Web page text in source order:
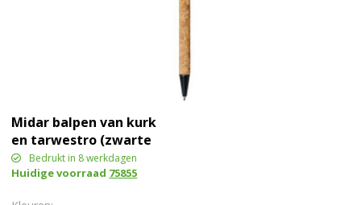
Midar balpen van kurk
en tarwestro (zwarte
inkt)Bedrukt in 8 werkdagen
Huidige voorraad 75855